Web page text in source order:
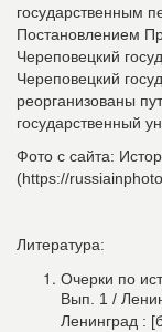
государственным
Постановлением
Череповецкий
Череповецкий
реорганизованы
государственный
Фото с сайта:
(https://
Литература:
Очерки по
Вып. 1 /
Ленинград :